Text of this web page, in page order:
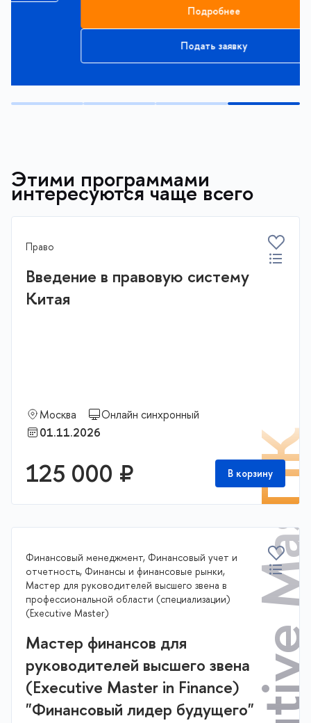
Подать заявку
Этими программами
интересуются чаще всего
Право
Введение в правовую систему
Китая
Москва
Онлайн синхронный
01.11.2026
125 000 ₽ В корзину
Финансовый менеджмент, Финансовый учет и
отчетность, Финансы и финансовые рынки,
Мастер для руководителей высшего звена в
профессиональной области (специализации)
(Executive Master)
Мастер финансов для
руководителей высшего звена
(Executive Master in Finance)
"Финансовый лидер будущего"